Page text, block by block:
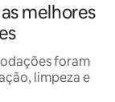
melhores
foram
limpeza e